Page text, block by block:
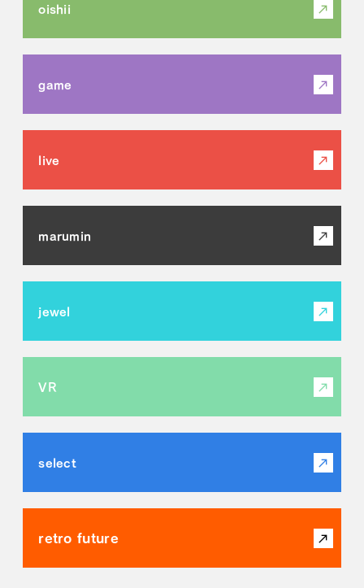
oishii
game
live
marumin
jewel
VR
select
retro future